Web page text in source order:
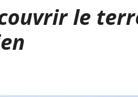
le